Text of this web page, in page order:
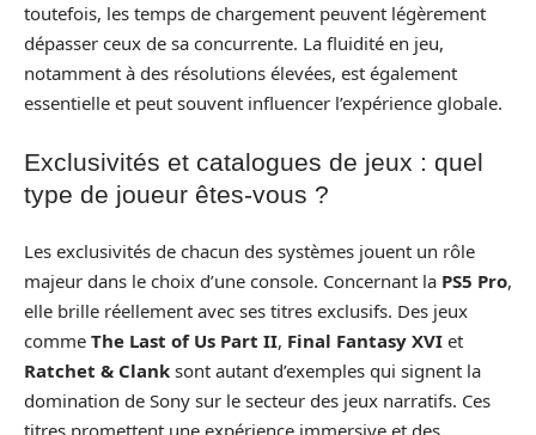
toutefois, les temps de chargement peuvent légèrement
dépasser ceux de sa concurrente. La fluidité en jeu,
notamment à des résolutions élevées, est également
essentielle et peut souvent influencer l’expérience globale.
Exclusivités et catalogues de jeux : quel
type de joueur êtes-vous ?
Les exclusivités de chacun des systèmes jouent un rôle
majeur dans le choix d’une console. Concernant la PS5 Pro,
elle brille réellement avec ses titres exclusifs. Des jeux
comme The Last of Us Part II, Final Fantasy XVI et
Ratchet & Clank sont autant d’exemples qui signent la
domination de Sony sur le secteur des jeux narratifs. Ces
titres promettent une expérience immersive et des